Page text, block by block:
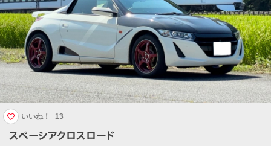
スペーシアクロスロード
いいね！ 13